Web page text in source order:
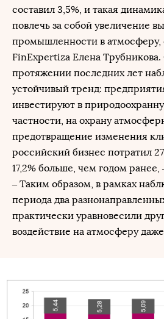
составил 3,5%, и такая
повлечь за собой увеличение
промышленности в атмосферу,
FinExpertiza Елена
протяжении последних лет
устойчивый тренд:
инвестируют в
частности, на охрану
предотвращение изменения
российский бизнес потратил
17,2% больше, чем годом ранее,
– Таким образом, в рамках
периода два
практически уравновесили
воздействие на атмосферу